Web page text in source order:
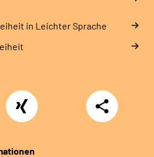
in Leichter Sprache
Xing
Teilen